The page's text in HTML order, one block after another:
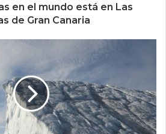
en el mundo está en Las
de Gran Canaria